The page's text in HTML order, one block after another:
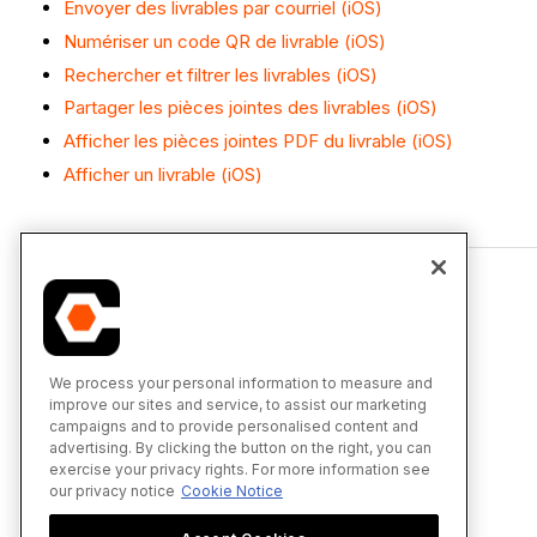
Envoyer des livrables par courriel (iOS)
Numériser un code QR de livrable (iOS)
Rechercher et filtrer les livrables (iOS)
Partager les pièces jointes des livrables (iOS)
Afficher les pièces jointes PDF du livrable (iOS)
Afficher un livrable (iOS)
We process your personal information to measure and
improve our sites and service, to assist our marketing
campaigns and to provide personalised content and
advertising. By clicking the button on the right, you can
exercise your privacy rights. For more information see
our privacy notice Cookie Notice